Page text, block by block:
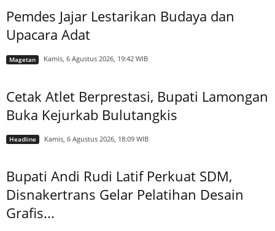
Pemdes Jajar Lestarikan Budaya dan
Upacara Adat
Magetan Kamis, 6 Agustus 2026, 19:42 WIB
Cetak Atlet Berprestasi, Bupati Lamongan
Buka Kejurkab Bulutangkis
Headline Kamis, 6 Agustus 2026, 18:09 WIB
Bupati Andi Rudi Latif Perkuat SDM,
Disnakertrans Gelar Pelatihan Desain
Grafis...